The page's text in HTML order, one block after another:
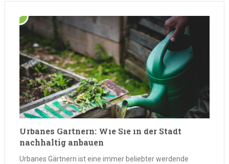
Urbanes Gärtnern: Wie Sie in der Stadt
nachhaltig anbauen
Urbanes Gärtnern ist eine immer beliebter werdende